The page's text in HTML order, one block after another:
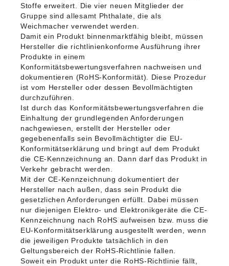
Stoffe erweitert. Die vier neuen Mitglieder der
Gruppe sind allesamt Phthalate, die als
Weichmacher verwendet werden.
Damit ein Produkt binnenmarktfähig bleibt, müssen
Hersteller die richtlinienkonforme Ausführung ihrer
Produkte in einem
Konformitätsbewertungsverfahren nachweisen und
dokumentieren (RoHS-Konformität). Diese Prozedur
ist vom Hersteller oder dessen Bevollmächtigten
durchzuführen.
Ist durch das Konformitätsbewertungsverfahren die
Einhaltung der grundlegenden Anforderungen
nachgewiesen, erstellt der Hersteller oder
gegebenenfalls sein Bevollmächtigter die EU-
Konformitätserklärung und bringt auf dem Produkt
die CE-Kennzeichnung an. Dann darf das Produkt in
Verkehr gebracht werden.
Mit der CE-Kennzeichnung dokumentiert der
Hersteller nach außen, dass sein Produkt die
gesetzlichen Anforderungen erfüllt. Dabei müssen
nur diejenigen Elektro- und Elektronikgeräte die CE-
Kennzeichnung nach RoHS aufweisen bzw. muss die
EU-Konformitätserklärung ausgestellt werden, wenn
die jeweiligen Produkte tatsächlich in den
Geltungsbereich der RoHS-Richtlinie fallen.
Soweit ein Produkt unter die RoHS-Richtlinie fällt,